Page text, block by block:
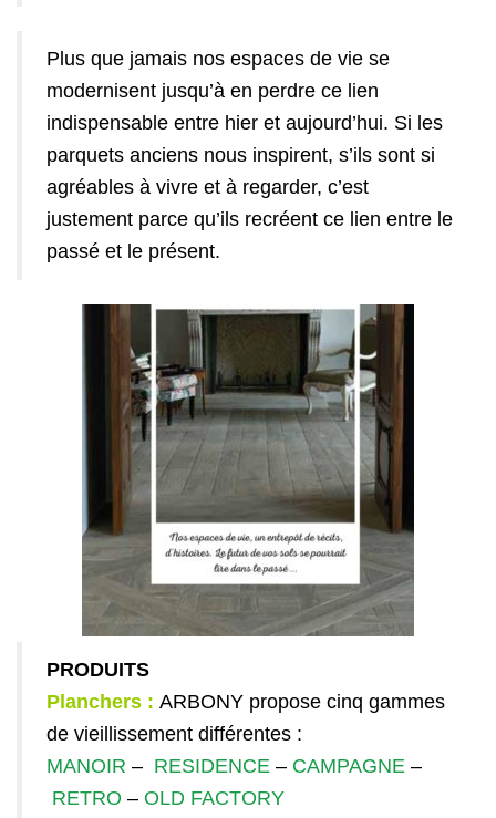
Plus que jamais nos espaces de vie se
modernisent jusqu’à en perdre ce lien
indispensable entre hier et aujourd’hui. Si les
parquets anciens nous inspirent, s’ils sont si
agréables à vivre et à regarder, c’est
justement parce qu’ils recréent ce lien entre le
passé et le présent.
PRODUITS
Planchers : ARBONY propose cinq gammes
de vieillissement différentes :
MANOIR – RESIDENCE – CAMPAGNE –
RETRO – OLD FACTORY